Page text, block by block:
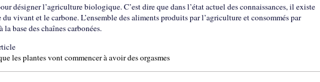
désigner l’agriculture biologique. C’est dire que dans l’état actuel des connaissances, il existe
vivant et le carbone. L’ensemble des aliments produits par l’agriculture et consommés par
base des chaînes carbonées.
les plantes vont commencer à avoir des orgasmes